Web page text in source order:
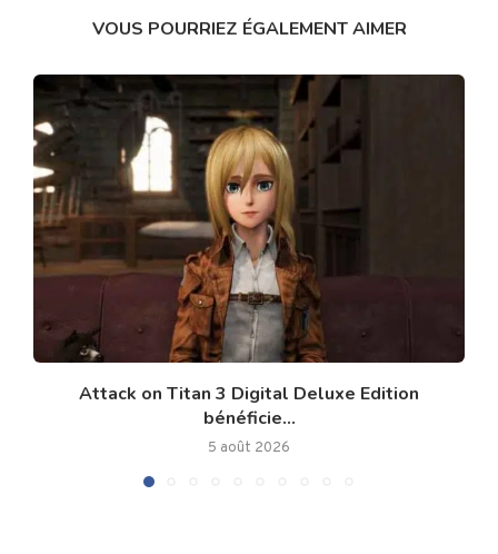
VOUS POURRIEZ ÉGALEMENT AIMER
Attack on Titan 3 Digital Deluxe Edition
bénéficie...
5 août 2026